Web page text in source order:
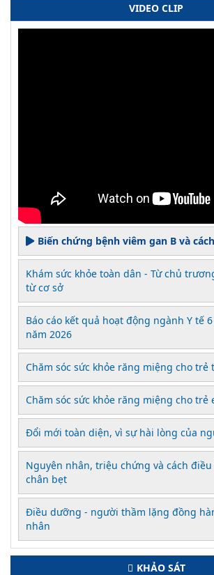
VIDEO CLIP
Biến chứng bệnh viêm gan B và
Khám sức khỏe toàn dân - Từ chủ
từ cơ sở
Báo cáo kết quả hoạt động ngành Y tế
năm 2026
Chăm sóc sức khỏe răng miệng cho trẻ
Chăm sóc sức khỏe răng miệng cho trẻ
Đổi mới toàn diện, vì sự hài lòng của
Nguyên nhân, triệu chứng và cách
chân bẹt
Điều dưỡng - người thầm lặng đồng
nhân
KHẢO SÁT